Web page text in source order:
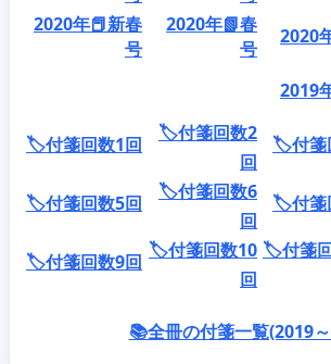
2020年📕新春
号
2020年📗春
号
2020
2019
🏷️付箋回数1回
🏷️付箋回数2
回
🏷️付箋
🏷️付箋回数5回
🏷️付箋回数6
回
🏷️付箋
🏷️付箋回数9回 🏷️付箋回数10
回
🏷️付箋
📚全冊の付箋一覧(2019